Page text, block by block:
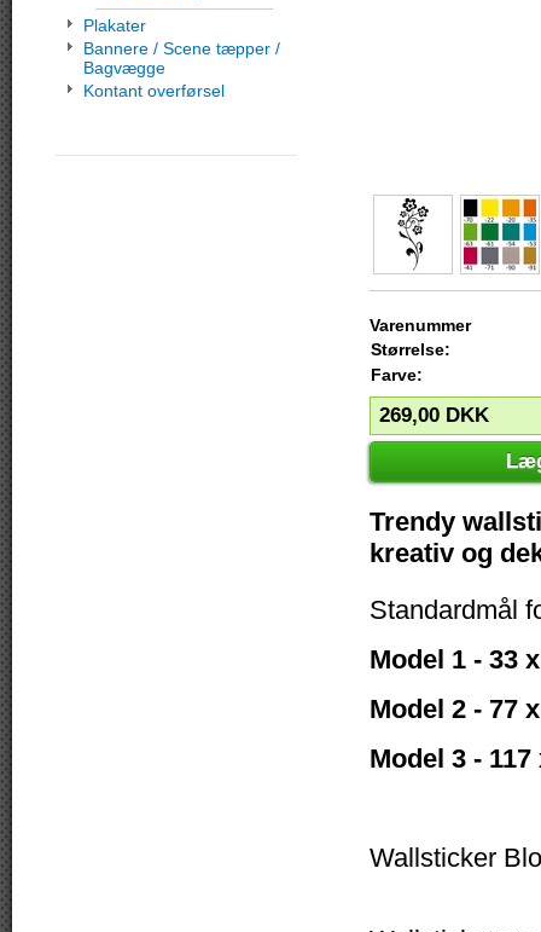
Plakater
Bannere / Scene tæpper /
Bagvægge
Kontant overførsel
Varenummer
Størrelse:
Farve:
269,00 DKK
Trendy
kreativ og
Standardmål
Model 1 - 33
Model 2 - 77
Model 3 -
Wallsticker